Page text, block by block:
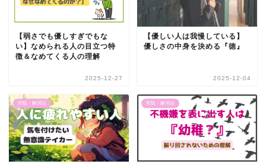
【弱さでも優しすぎでもな
い】なめられる人の目立つ特
徴＆なめてくる人の理解
2025-12-27
【優しい人は我慢している】
優しさの中身を決める『徳』
2025-12-04
対処・解消法 対処・解消法